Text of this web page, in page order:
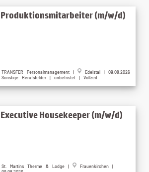
Produktionsmitarbeiter (m/w/d)
TRANSFER Personalmanagement | Edelstal | 09.08.2026
Sonstige Berufsfelder | unbefristet | Vollzeit
Executive Housekeeper (m/w/d)
St. Martins Therme & Lodge | Frauenkirchen |